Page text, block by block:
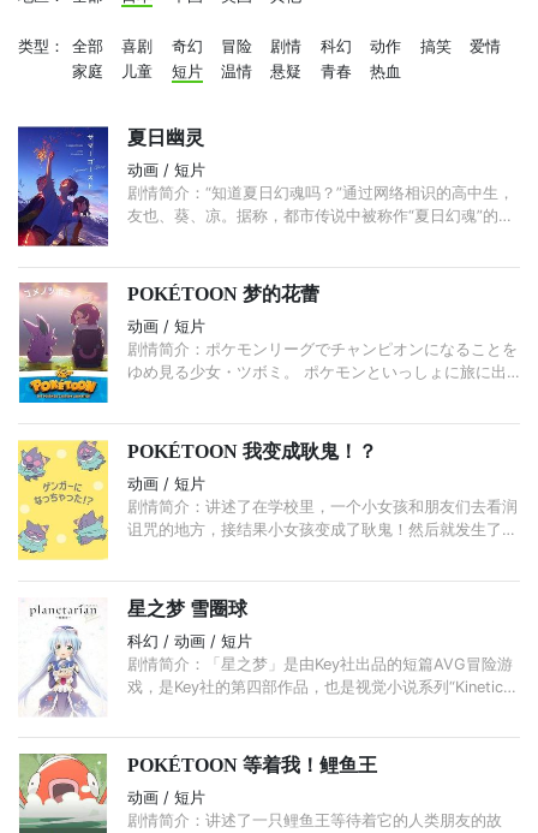
类型： 全部 喜剧 奇幻 冒险 剧情 科幻 动作 搞笑
爱情
家庭
儿童 短片 温情 悬疑 青春 热血
夏日幽灵
动画 / 短片
剧情简介：“知道夏日幻魂吗？”通过网络相识的高中生，
友也、葵、凉。据称，都市传说中被称作“夏日幻魂”的是
POKÉTOON 梦的花蕾
动画 / 短片
剧情简介：ポケモンリーグでチャンピオンになることを
ゆめ見る少女・ツボミ。 ポケモンといっしょに旅に出
POKÉTOON 我变成耿鬼！？
动画 / 短片
剧情简介：讲述了在学校里，一个小女孩和朋友们去看润
诅咒的地方，接结果小女孩变成了耿鬼！然后就发生了有
星之梦 雪圈球
科幻 / 动画 / 短片
剧情简介：「星之梦」是由Key社出品的短篇AVG冒险游
戏，是Key社的第四部作品，也是视觉小说系列“Kinetic
OVA动画。
POKÉTOON 等着我！鲤鱼王
动画 / 短片
剧情简介：讲述了一只鲤鱼王等待着它的人类朋友的故